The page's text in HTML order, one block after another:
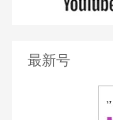
最新号